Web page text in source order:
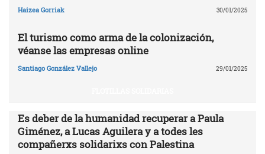
Haizea Gorriak 30/01/2025
El turismo como arma de la colonización,
véanse las empresas online
Santiago González Vallejo 29/01/2025
Es deber de la humanidad recuperar a Paula
Giménez, a Lucas Aguilera y a todes les
compañerxs solidarixs con Palestina